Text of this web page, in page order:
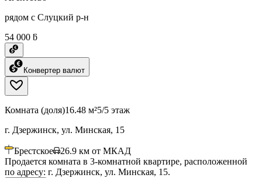
рядом с Слуцкий р-н
54 000 ƃ
Конвертер валют
Комната (доля)16.48 м²5/5 этаж
г. Дзержинск, ул. Минская, 15
Брестское 26.9 км от МКАД
Продается комната в 3-комнатной квартире, расположенной
по адресу: г. Дзержинск, ул. Минская, 15.